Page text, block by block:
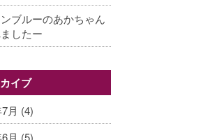
ブルーのあかちゃん
したー
イブ
月 (4)
月 (5)